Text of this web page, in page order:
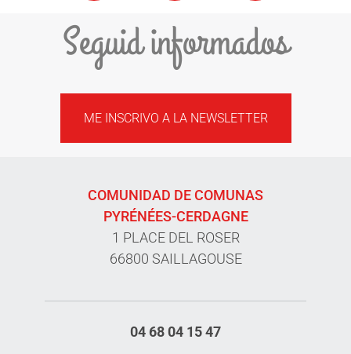
Seguid informados
ME INSCRIVO A LA NEWSLETTER
COMUNIDAD DE COMUNAS
PYRÉNÉES-CERDAGNE
1 PLACE DEL ROSER
66800 SAILLAGOUSE
04 68 04 15 47